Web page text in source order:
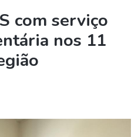
com serviço
nos 11